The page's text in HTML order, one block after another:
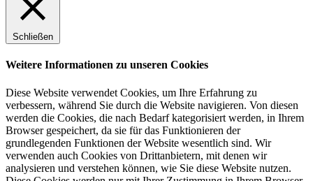
Schließen
Weitere Informationen zu unseren Cookies
Diese Website verwendet Cookies, um Ihre Erfahrung zu
verbessern, während Sie durch die Website navigieren. Von diesen
werden die Cookies, die nach Bedarf kategorisiert werden, in Ihrem
Browser gespeichert, da sie für das Funktionieren der
grundlegenden Funktionen der Website wesentlich sind. Wir
verwenden auch Cookies von Drittanbietern, mit denen wir
analysieren und verstehen können, wie Sie diese Website nutzen.